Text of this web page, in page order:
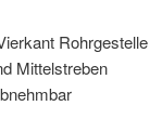
Rohrgestelle
Mittelstreben